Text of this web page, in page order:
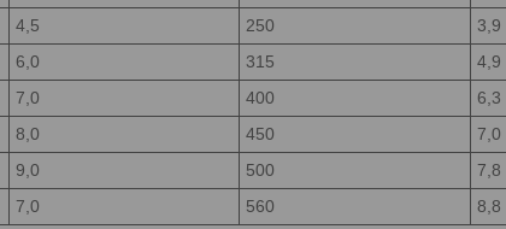
4,5 250 3,9
6,0 315 4,9
7,0 400 6,3
8,0 450 7,0
9,0 500 7,8
7,0 560 8,8